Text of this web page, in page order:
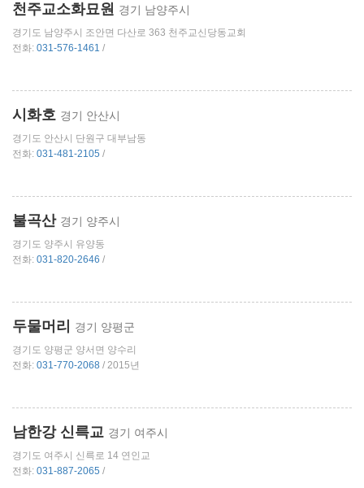
천주교소화묘원 경기 남양주시
경기도 남양주시 조안면 다산로 363 천주교신당동교회
전화: 031-576-1461 /
시화호 경기 안산시
경기도 안산시 단원구 대부남동
전화: 031-481-2105 /
불곡산 경기 양주시
경기도 양주시 유양동
전화: 031-820-2646 /
두물머리 경기 양평군
경기도 양평군 양서면 양수리
전화: 031-770-2068 / 2015년
남한강 신륵교 경기 여주시
경기도 여주시 신륵로 14 연인교
전화: 031-887-2065 /